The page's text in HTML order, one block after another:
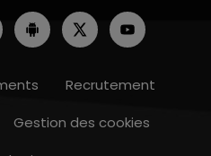
Recrutement
Gestion des cookies